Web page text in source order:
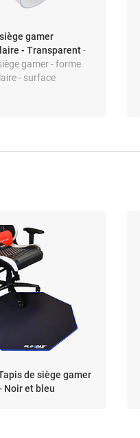
gamer
- Transparent-
gamer - forme
- surface
- plastique
de siège gamer
Noir et bleu